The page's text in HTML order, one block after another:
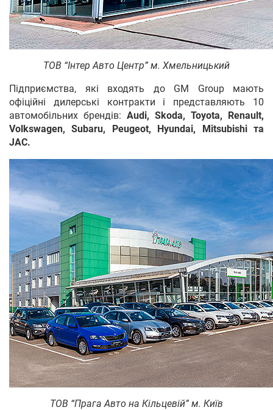
ТОВ “Інтер Авто Центр” м. Хмельницький
Підприємства, які входять до GM Group мають
офіційні дилерські контракти і представляють 10
автомобільних брендів: Audi, Skoda, Toyota, Renault,
Volkswagen, Subaru, Peugeot, Hyundai, Mitsubishi та
JAC.
ТОВ “Прага Авто на Кільцевій” м. Київ